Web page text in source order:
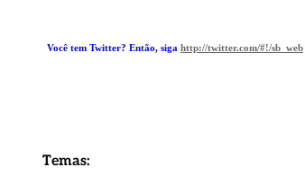
Você tem Twitter? Então, siga http://twitter.com/#!/sb_web
Temas: